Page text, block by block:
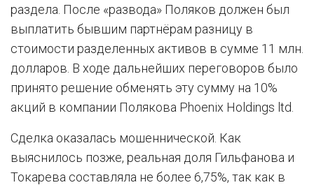
раздела. После «развода» Поляков должен был
выплатить бывшим партнёрам разницу в
стоимости разделенных активов в сумме 11 млн.
долларов. В ходе дальнейших переговоров было
принято решение обменять эту сумму на 10%
акций в компании Полякова Phoenix Holdings ltd.
Сделка оказалась мошеннической. Как
выяснилось позже, реальная доля Гильфанова и
Токарева составляла не более 6,75%, так как в